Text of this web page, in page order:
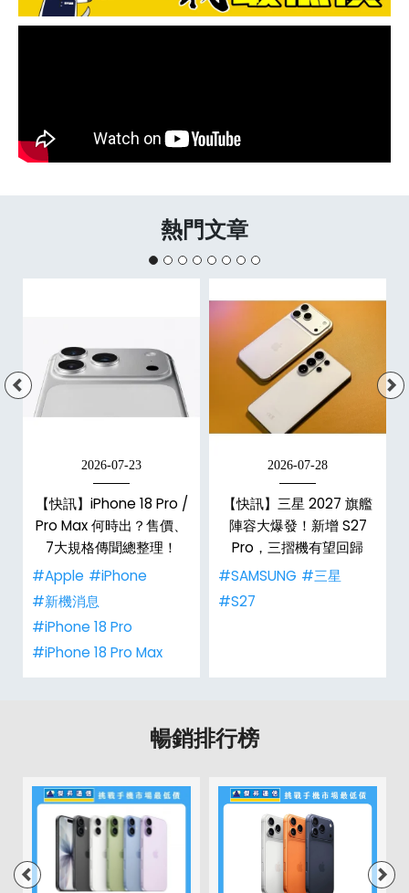
熱門文章
2026-07-23
【快訊】iPhone 18 Pro /
Pro Max 何時出？售價、
7大規格傳聞總整理！
#Apple #iPhone
#新機消息
#iPhone 18 Pro
#iPhone 18 Pro Max
2026-07-28
【快訊】三星 2027 旗艦
陣容大爆發！新增 S27
Pro，三摺機有望回歸
#SAMSUNG #三星
#S27
暢銷排行榜